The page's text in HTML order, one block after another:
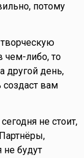
потому
творческую
чем-либо, то
другой день,
создаст вам
не стоит,
не будут